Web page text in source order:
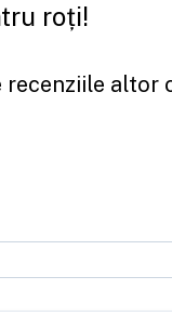
roți!
recenziile altor